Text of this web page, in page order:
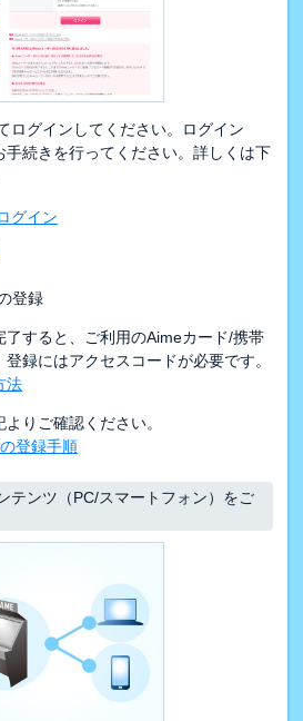
ログインしてください。ログイン
手続きを行ってください。詳しくは下
グイン
登録
了すると、ご利用のAimeカード/携帯
録にはアクセスコードが必要です。
法
りご確認ください。
登録手順
テンツ（PC/スマートフォン）をご